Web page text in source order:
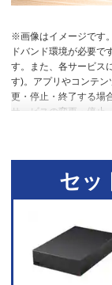
※画像はイメージです。
ドバンド環境が必要で
す。また、各サービス
す)。アプリやコンテ
更・停止・終了する場
サービスの変更・停止
セッ